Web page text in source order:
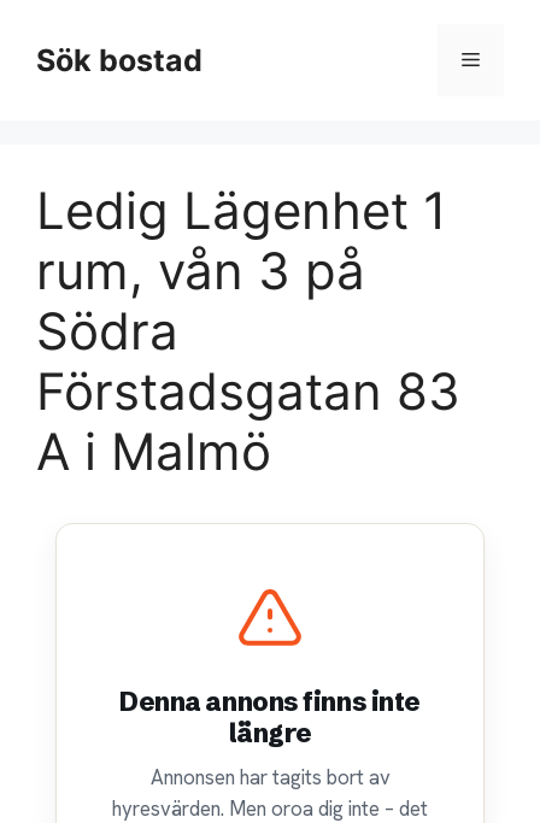
innehållSök bostad Meny
Ledig Lägenhet 1
rum, vån 3 på
Södra
Förstadsgatan 83
A i Malmö
Denna annons finns inte
längre
Annonsen har tagits bort av
hyresvärden. Men oroa dig inte – det